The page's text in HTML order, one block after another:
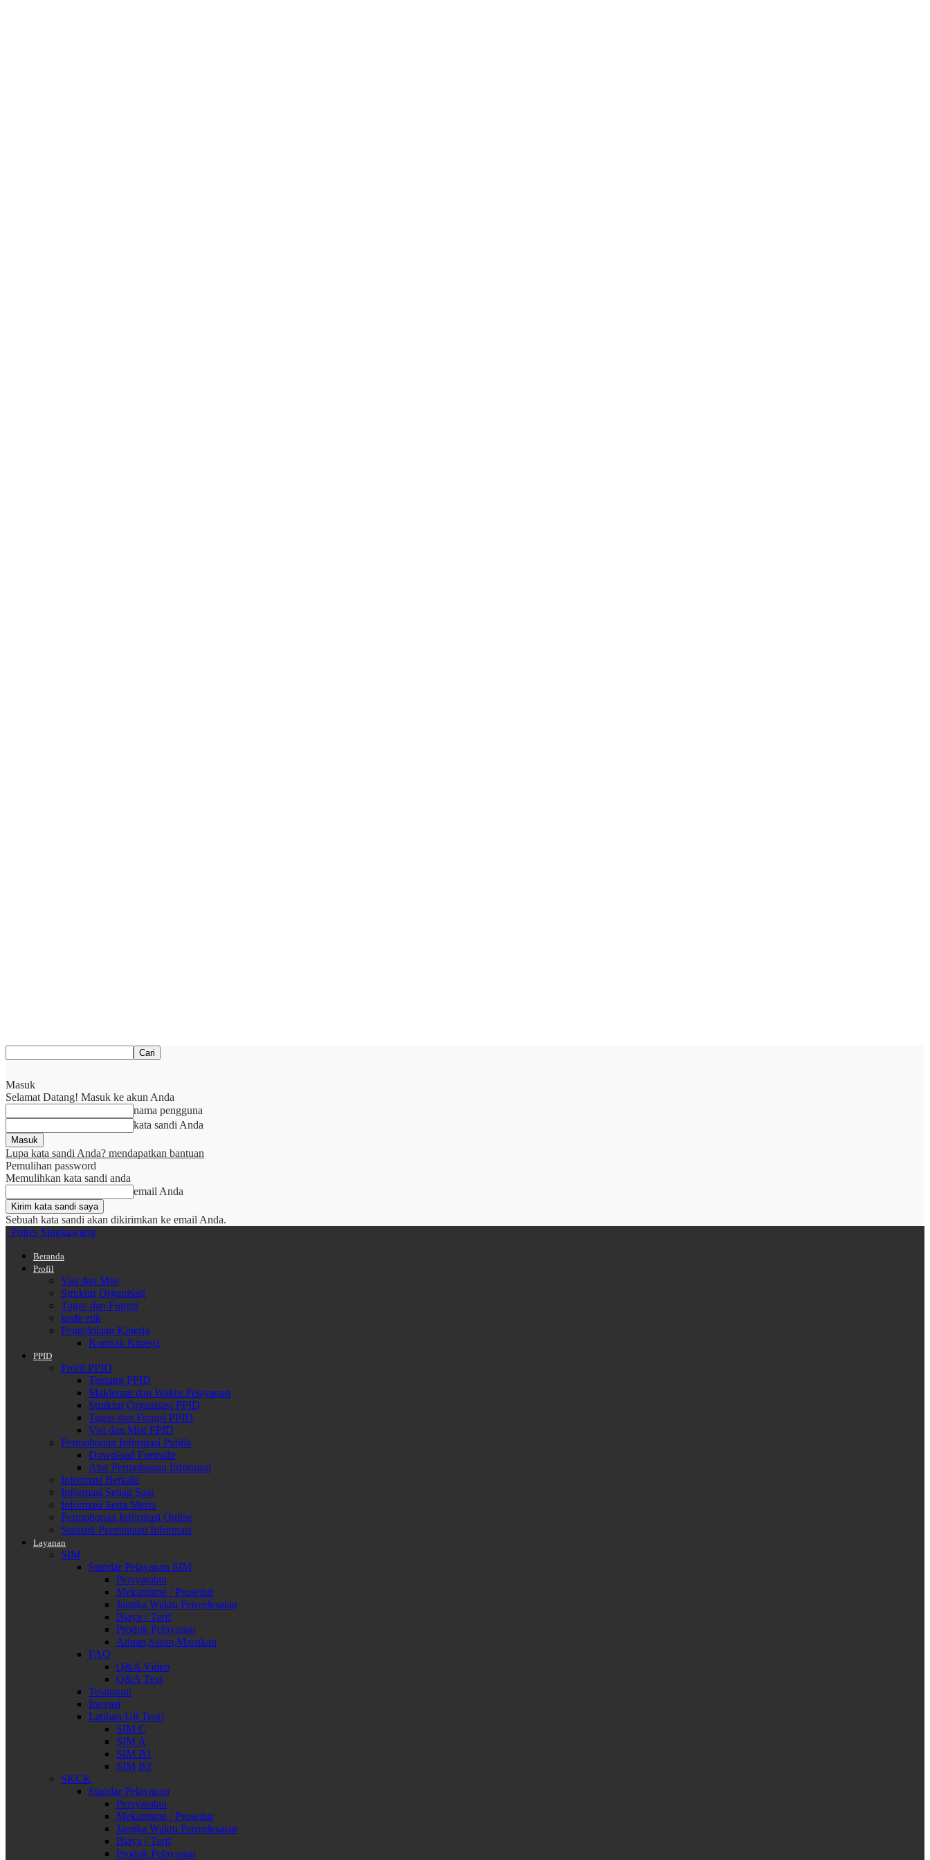
Masuk
Selamat Datang! Masuk ke akun Anda
nama pengguna
kata sandi Anda
Lupa kata sandi Anda? mendapatkan bantuan
Pemulihan password
Memulihkan kata sandi anda
email Anda
Sebuah kata sandi akan dikirimkan ke email Anda.
Polres Singkawang
Beranda
Profil
Visi dan Misi
Struktur Organisasi
Tugas dan Fungsi
kode etik
Pengelolaan Kinerja
Kontrak Kinerja
PPID
Profil PPID
Tentang PPID
Maklumat dan Waktu Pelayanan
Struktur Organisasi PPID
Tugas dan Fungsi PPID
Visi dan Misi PPID
Permohonan Informasi Publik
Download Formulir
Alur Permohonan Informasi
Informasi Berkala
Informasi Setiap Saat
Informasi Serta Merta
Permohonan Informasi Online
Statistik Permintaan Informasi
Layanan
SIM
Standar Pelayanan SIM
Persyaratan
Mekanisme / Prosedur
Jangka Waktu Penyelesaian
Biaya / Tarif
Produk Pelayanan
Aduan,Saran,Masukan
FAQ
Q&A Video
Q&A Text
Testimoni
Inovasi
Latihan Uji Teori
SIM C
SIM A
SIM B1
SIM B2
SKCK
Standar Pelayanan
Persyaratan
Mekanisme / Prosedur
Jangka Waktu Penyelesaian
Biaya / Tarif
Produk Pelayanan